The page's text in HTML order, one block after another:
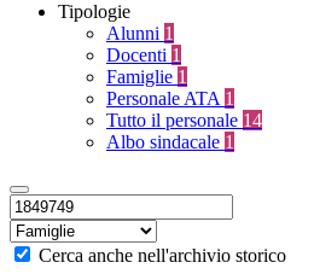
Tipologie
Alunni 1
Docenti 1
Famiglie 1
Personale ATA 1
Tutto il personale 14
Albo sindacale 1
Cerca anche nell'archivio storico